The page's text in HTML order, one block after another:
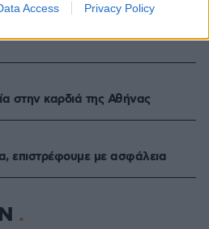
Access Privacy Policy
τη Sophia. Την πρώτη 24/7
στην καρδιά της Αθήνας
επιστρέφουμε με ασφάλεια